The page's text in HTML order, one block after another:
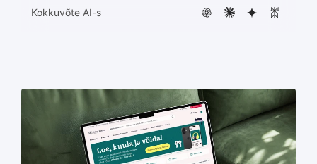
Kokkuvõte AI-s ChatGPT
ClaudeGemini